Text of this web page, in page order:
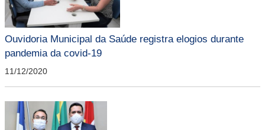
Ouvidoria Municipal da Saúde registra elogios durante
pandemia da covid-19
11/12/2020